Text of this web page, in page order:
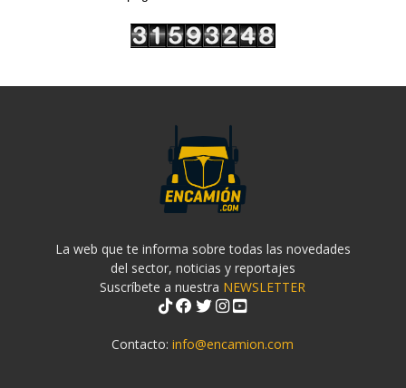
La web que te informa sobre todas las novedades
del sector, noticias y reportajes
Suscríbete a nuestra NEWSLETTER
Contacto:info@encamion.com